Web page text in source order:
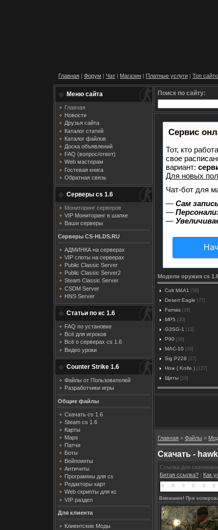
Главная | Форум | Чат | Магазин | Платные услуги | Топ
Меню сайта
Главная
Новости
Друзья сайта
Каталог статей
Каталог файлов
Доска объявлений
FAQ (вопрос/ответ)
Web мастерам
Гостевая книга
Обратная связь
Серверы cs 1.6
Мониторинг серверов
VIP Мониторинг в шапке
Ваши серверы
Серверы CS-HLDS.RU
АДМИНКА на серверах
VIP слоты на серверах
Public Classic Server
Public Classic Server2
Steam Classic Server
CSDM Server
HNS Server
Статьи по кс 1.6
FAQ по установке
Всё для игроков
Всё о серверах cs 1.6
Видео уроки
Counter Strike 1.6
Файлы от Пользователей
Разработчики игры
Общие файлы
Скачать cs 1.6
Steam cs 1.6
Карты
Maps
Патчи
Боты
Вейпоинты
Античиты
Программы для cs
Редакторы карт
Web скрипты для кс
VIP раздел
Для клиента
Клиентские Моды
Поиск по сайту:
Сервис
Тот, кто
свое
вариант:
Для новых
Чат-бот для
— Сам
—
—
Модели оружия cs
Colt M4A1 [56]
Desert Eagle [77]
Famas [18]
MP5 [30]
G3SG-1 [13]
P90 [18]
MAC-10 [18]
Sig P228 [27]
Нож ( Knife ) [127]
Щиты [19]
Главная » Файлы »
Скачать -
Ссылка для
Битая ссылка? | Как
Внимание! При